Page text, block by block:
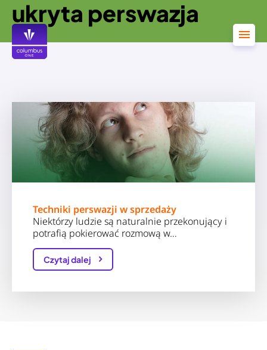
Przejdź
treści
ukryta perswazja
Techniki perswazji w sprzedaży
Niektórzy ludzie są naturalnie przekonujący i
potrafią pokierować rozmową w…
Czytaj dalej